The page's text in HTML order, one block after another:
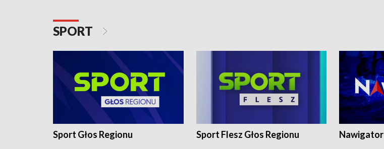
SPORT
Sport Głos Regionu Sport Flesz Głos Regionu Nawigator